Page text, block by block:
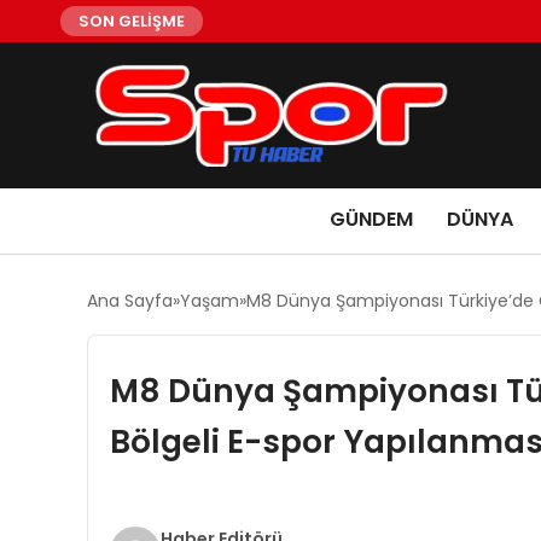
SON GELİŞME
GÜNDEM DÜNYA
Ana Sayfa Yaşam M8 Dünya Şampiyonası
M8 Dünya Şampiyonası
Bölgeli E-spor